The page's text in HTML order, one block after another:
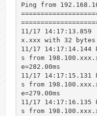
Ping from
11/17 14:17:13.859
x.xxx with 32 bytes
11/17 14:17:14.144
s from
e=282.00ms
11/17 14:17:15.131
s from
e=279.00ms
11/17 14:17:16.135
s from